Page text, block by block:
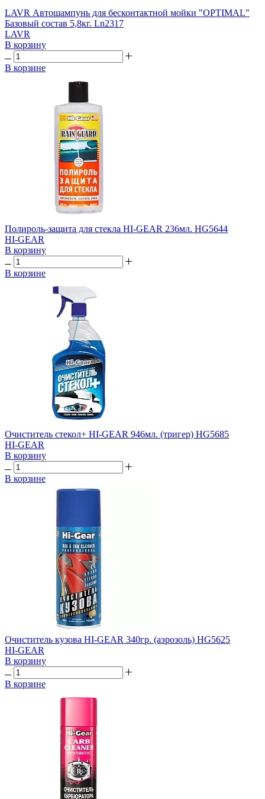
LAVR Автошампунь для бесконтактной мойки "OPTIMAL"
Базовый состав 5,8кг. Ln2317
LAVR
В корзину
В корзине
Полироль-защита для стекла HI-GEAR 236мл. HG5644
HI-GEAR
В корзину
В корзине
Очиститель стекол+ HI-GEAR 946мл. (тригер) HG5685
HI-GEAR
В корзину
В корзине
Очиститель кузова HI-GEAR 340гр. (аэрозоль) HG5625
HI-GEAR
В корзину
В корзине